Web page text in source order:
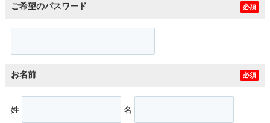
ご希望のパスワード 必須
お名前 必須
姓 名